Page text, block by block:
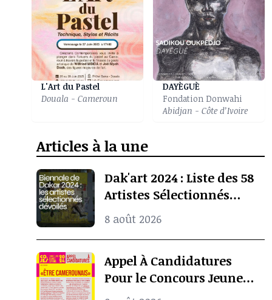
L'Art du Pastel
Douala - Cameroun
DAYÈGUÈ
Fondation Donwahi
Abidjan - Côte d’Ivoire
Articles à la une
Dak'art 2024 : Liste des 58
Artistes Sélectionnés
Pour l’Exposition
Internationale De La
Biennale De Dakar
8 août 2026
Appel À Candidatures
Pour le Concours Jeunes
Espoirs 2024 (COJES)